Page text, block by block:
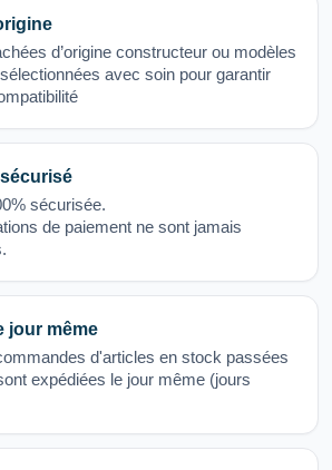
d’origine constructeur ou modèles
avec soin pour garantir
sécurisée.
de paiement ne sont jamais
jour même
d'articles en stock passées
expédiées le jour même (jours